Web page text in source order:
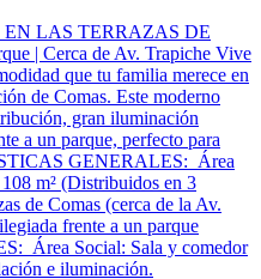
LAS TERRAZAS DE
| Cerca de Av. Trapiche Vive
que tu familia merece en
de Comas. Este moderno
gran iluminación
a un parque, perfecto para
GENERALES: Área
m² (Distribuidos en 3
de Comas (cerca de la Av.
frente a un parque
Área Social: Sala y comedor
e iluminación.